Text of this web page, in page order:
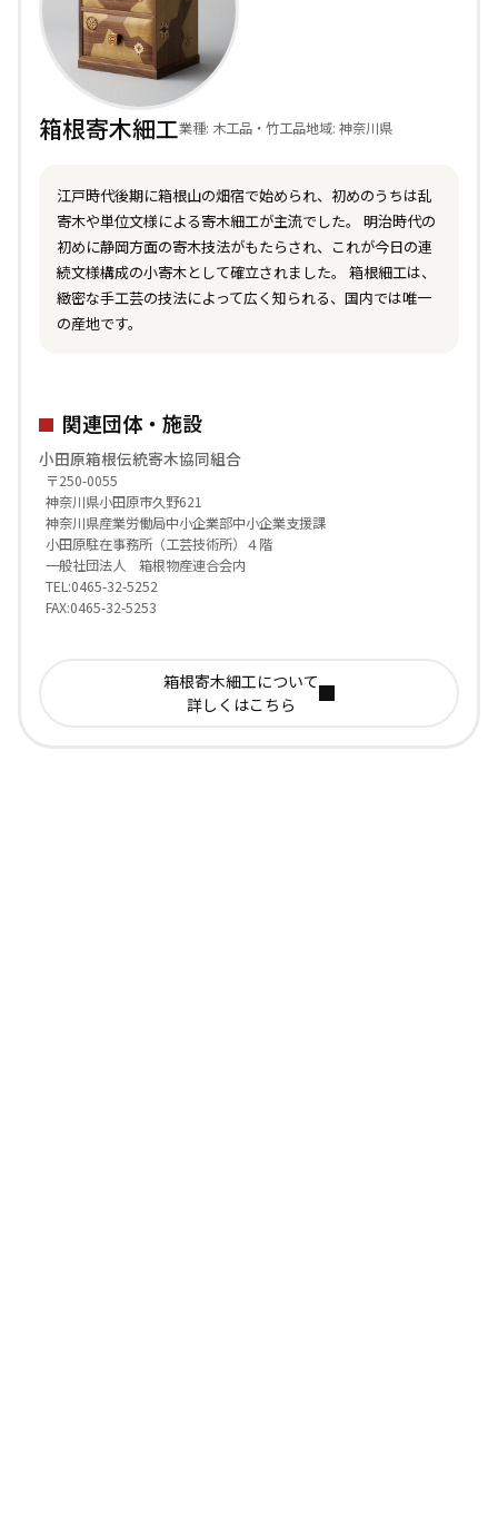
箱根寄木細工業種: 木工品・竹工品地域: 神奈川県
江戸時代後期に箱根山の畑宿で始められ、初めのうちは乱
寄木や単位文様による寄木細工が主流でした。 明治時代の
初めに静岡方面の寄木技法がもたらされ、これが今日の連
続文様構成の小寄木として確立されました。 箱根細工は、
緻密な手工芸の技法によって広く知られる、国内では唯一
の産地です。
関連団体・施設
小田原箱根伝統寄木協同組合
〒250-0055
神奈川県小田原市久野621
神奈川県産業労働局中小企業部中小企業支援課
小田原駐在事務所（工芸技術所）４階
一般社団法人 箱根物産連合会内
TEL:0465-32-5252
FAX:0465-32-5253
箱根寄木細工について
詳しくはこちら